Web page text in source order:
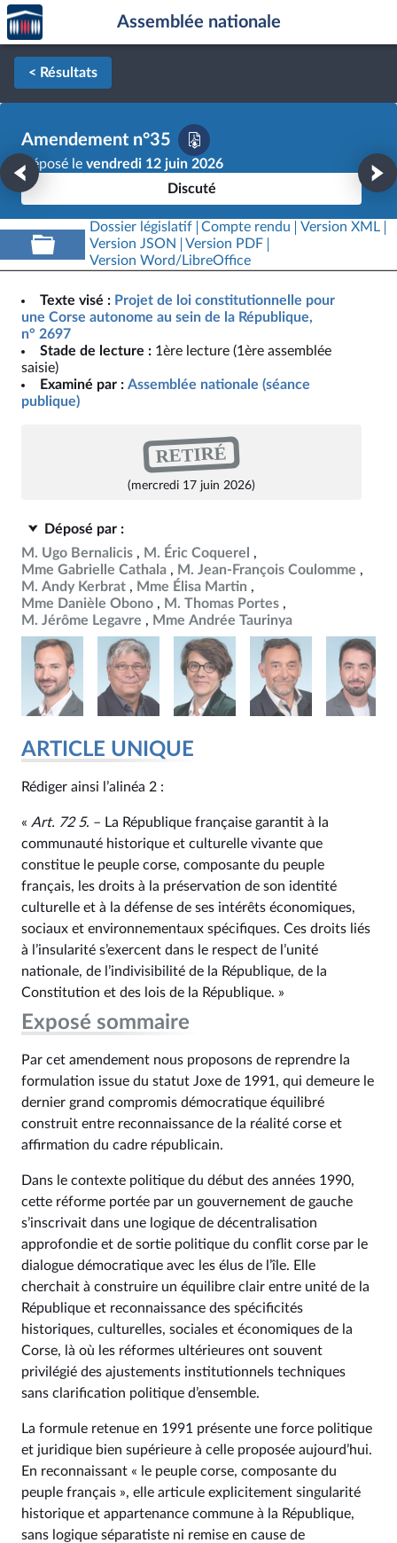
Aller au contenu
Aller en bas de la page
Accèder
à la
page
d'accueil
Assemblée nationale
< Résultats
Amendement n°35
Déposé le vendredi 12 juin 2026
Discuté
Dossier législatif Compte rendu
Version XML
Version JSON
Version PDF
Version Word/LibreOffice
Texte visé : Projet de loi constitutionnelle pour
une Corse autonome au sein de la République,
n° 2697
Stade de lecture : 1ère lecture (1ère assemblée
saisie)
Examiné par : Assemblée nationale (séance
publique)
RETIRÉ
(mercredi 17 juin 2026)
Déposé par :
M. Ugo Bernalicis
M. Éric Coquerel
Mme Gabrielle Cathala
M. Jean-François Coulomme
M. Andy Kerbrat
Mme Élisa Martin
Mme Danièle Obono
M. Thomas Portes
M. Jérôme Legavre
Mme Andrée Taurinya
ARTICLE UNIQUE
Rédiger ainsi l’alinéa 2 :
« Art. 72 5. – La République française garantit à la
communauté historique et culturelle vivante que
constitue le peuple corse, composante du peuple
français, les droits à la préservation de son identité
culturelle et à la défense de ses intérêts économiques,
sociaux et environnementaux spécifiques. Ces droits liés
à l’insularité s’exercent dans le respect de l’unité
nationale, de l’indivisibilité de la République, de la
Constitution et des lois de la République. »
Exposé sommaire
Par cet amendement nous proposons de reprendre la
formulation issue du statut Joxe de 1991, qui demeure le
dernier grand compromis démocratique équilibré
construit entre reconnaissance de la réalité corse et
affirmation du cadre républicain.
Dans le contexte politique du début des années 1990,
cette réforme portée par un gouvernement de gauche
s’inscrivait dans une logique de décentralisation
approfondie et de sortie politique du conflit corse par le
dialogue démocratique avec les élus de l’île. Elle
cherchait à construire un équilibre clair entre unité de la
République et reconnaissance des spécificités
historiques, culturelles, sociales et économiques de la
Corse, là où les réformes ultérieures ont souvent
privilégié des ajustements institutionnels techniques
sans clarification politique d’ensemble.
La formule retenue en 1991 présente une force politique
et juridique bien supérieure à celle proposée aujourd’hui.
En reconnaissant « le peuple corse, composante du
peuple français », elle articule explicitement singularité
historique et appartenance commune à la République,
sans logique séparatiste ni remise en cause de